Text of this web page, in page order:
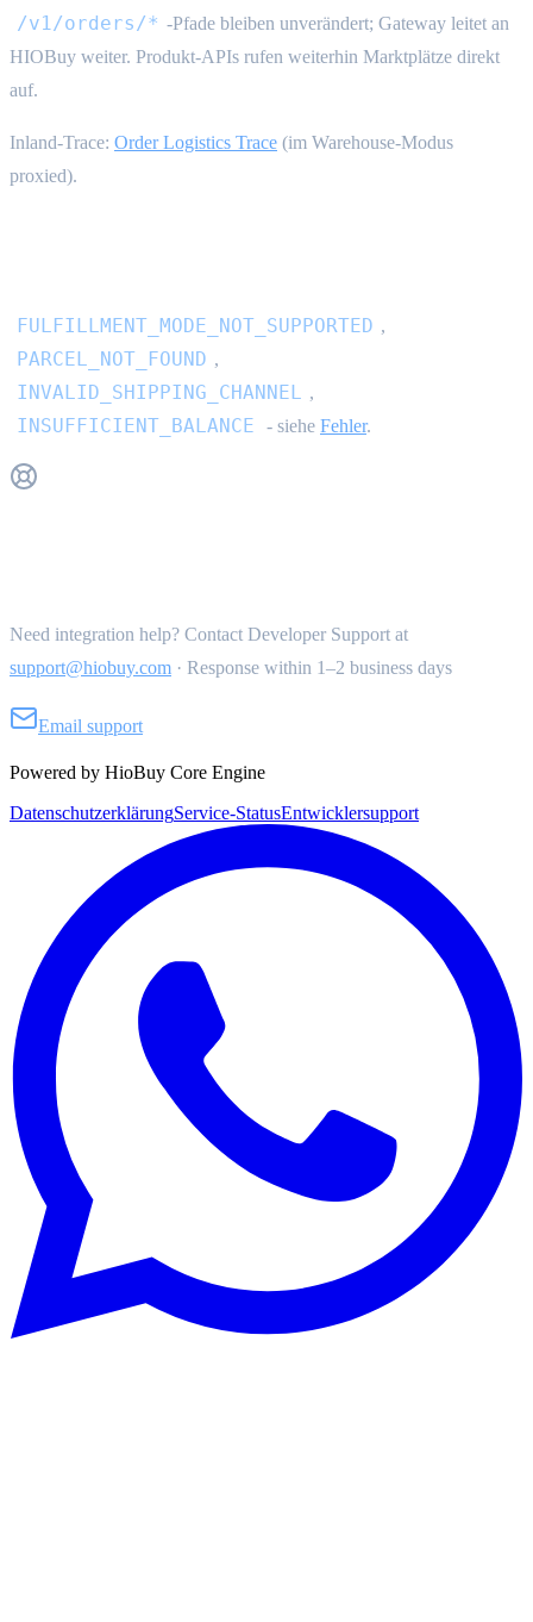
/v1/orders/* -Pfade bleiben unverändert; Gateway leitet an
HIOBuy weiter. Produkt-APIs rufen weiterhin Marktplätze direkt
auf.
Inland-Trace: Order Logistics Trace (im Warehouse-Modus
proxied).
FULFILLMENT_MODE_NOT_SUPPORTED ,
PARCEL_NOT_FOUND ,
INVALID_SHIPPING_CHANNEL ,
INSUFFICIENT_BALANCE - siehe Fehler.
Need integration help? Contact Developer Support at
support@hiobuy.com · Response within 1–2 business days
Email support
Powered by HioBuy Core Engine
DatenschutzerklärungService-StatusEntwicklersupport